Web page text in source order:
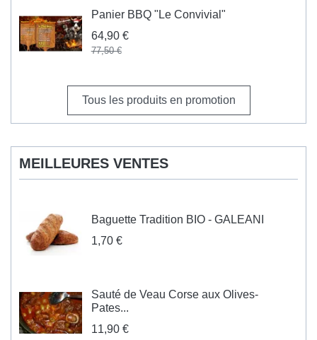
Panier BBQ "Le Convivial"
64,90 €
77,50 €
Tous les produits en promotion
MEILLEURES VENTES
Baguette Tradition BIO - GALEANI
1,70 €
Sauté de Veau Corse aux Olives-
Pates...
11,90 €